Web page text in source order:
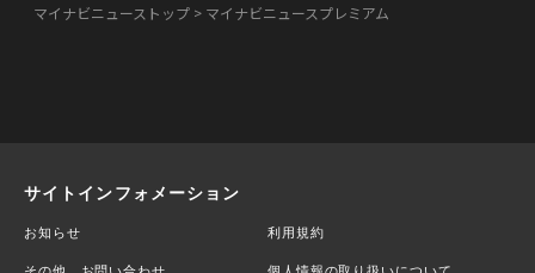
マイナビニューストップ マイナビニュースプレミアム
サイトインフォメーション
お知らせ 利用規約